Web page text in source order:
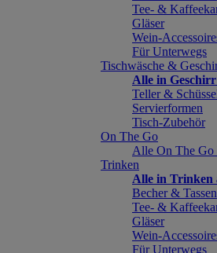
Tee- &
Gläser
Wein-
Für Unterwegs
Tischwäsche &
Alle in Geschirr
Teller &
Servierformen
Tisch-Zubehör
On The Go
Alle On The Go
Trinken
Alle in Trinken
Becher & Tassen
Tee- &
Gläser
Wein-
Für Unterwegs